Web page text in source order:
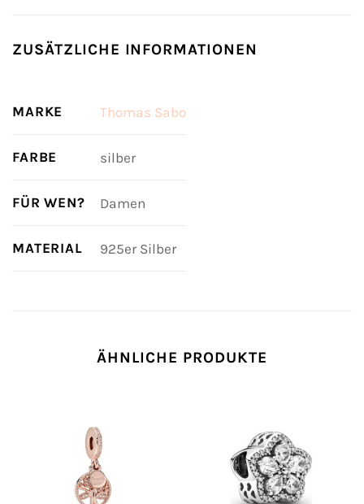
ZUSÄTZLICHE INFORMATIONEN
MARKE Thomas Sabo
FARBE silber
FÜR WEN? Damen
MATERIAL 925er Silber
ÄHNLICHE PRODUKTE